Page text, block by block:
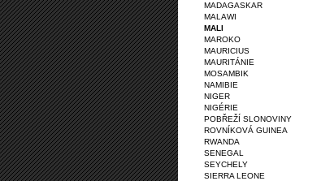
MADAGASKAR
MALAWI
MALI
MAROKO
MAURICIUS
MAURITÁNIE
MOSAMBIK
NAMIBIE
NIGER
NIGÉRIE
POBŘEŽÍ SLONOVINY
ROVNÍKOVÁ GUINEA
RWANDA
SENEGAL
SEYCHELY
SIERRA LEONE